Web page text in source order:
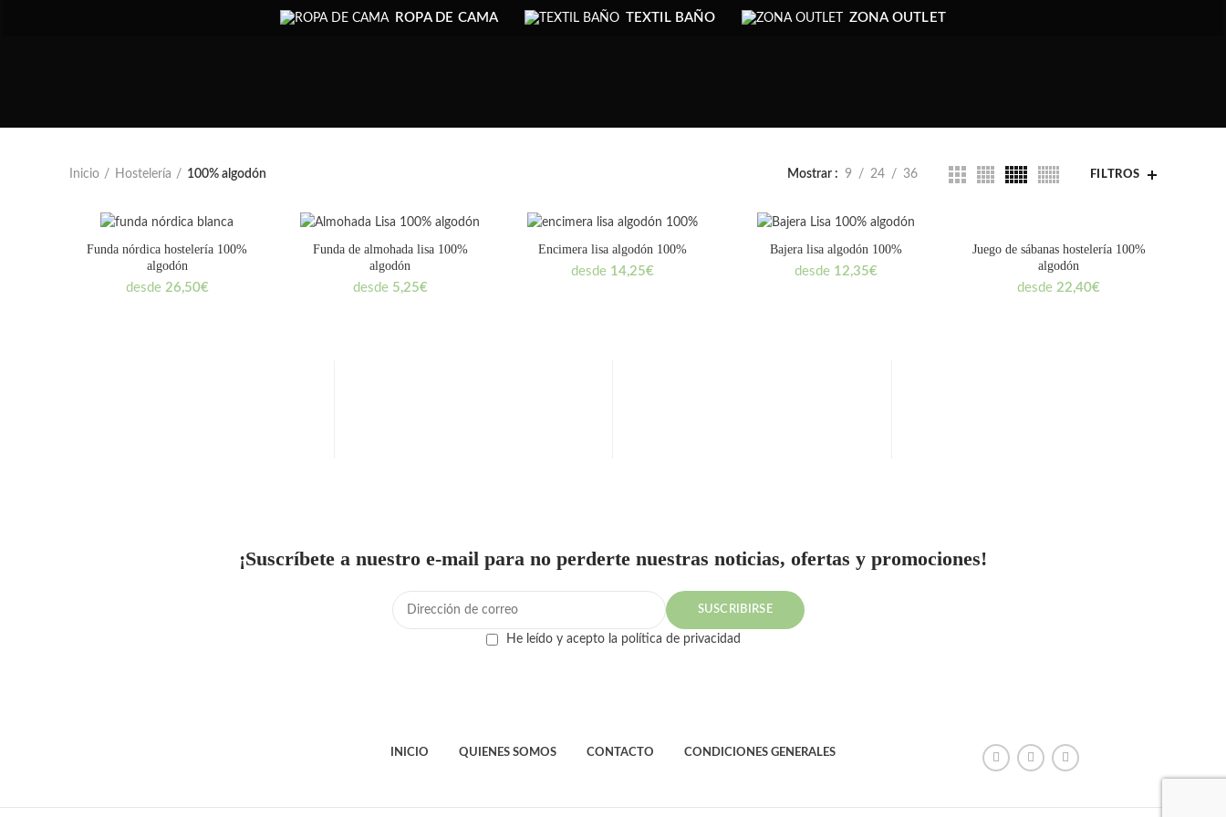
ROPA DE CAMA TEXTIL BAÑO ZONA OUTLET
Inicio Hostelería 100% algodón Mostrar 9 24 36 FILTROS
Funda nórdica hostelería 100%
algodón
desde 26,50€
Funda de almohada lisa 100%
algodón
desde 5,25€
Encimera lisa algodón 100%
desde 14,25€
Bajera lisa algodón 100%
desde 12,35€
Juego de sábanas hostelería 100%
algodón
desde22,40€
¡Suscríbete a nuestro e-mail para no perderte nuestras noticias, ofertas y promociones!
He leído y acepto la política de privacidad
INICIO QUIENES SOMOS CONTACTO CONDICIONES GENERALES